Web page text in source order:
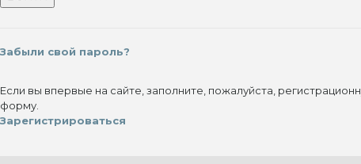
Забыли свой пароль?
Если вы впервые на сайте, заполните, пожалуйста,
форму.
Зарегистрироваться